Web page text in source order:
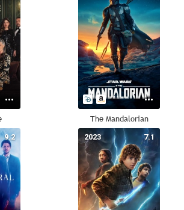
The Mandalorian
9.2 7.1
2023